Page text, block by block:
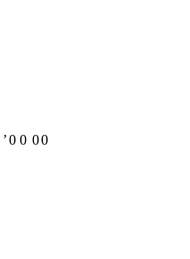
ʼ0 0 00